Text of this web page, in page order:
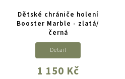
Dětské chrániče holení
Booster Marble - zlatá/
černá
1 150 Kč
Detail